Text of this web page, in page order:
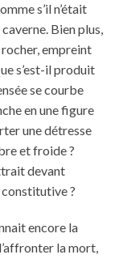
s’il n’était
Bien plus,
rocher, empreint
s’est-il produit
se courbe
en une figure
une détresse
et froide ?
devant
constitutive ?
encore la
la mort,